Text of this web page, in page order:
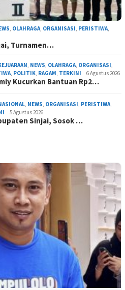
OLAHRAGA ORGANISASI PERISTIWA
Turnamen…
NEWS OLAHRAGA ORGANISASI
POLITIK RAGAM TERKINI 6 Agustus 2026
Kucurkan Bantuan Rp2…
NEWS ORGANISASI PERISTIWA
5 Agustus 2026
Sinjai, Sosok …